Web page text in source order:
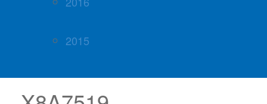
2015